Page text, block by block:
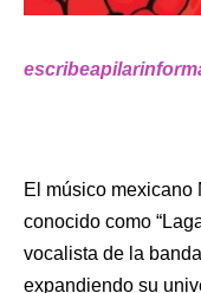
El músico mexicano
conocido como
vocalista de la
expandiendo su